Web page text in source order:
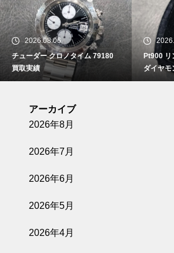
2026.08.06
チューダー クロノタイム 79180
買取実績
Pt900 リ
ダイヤ
アーカイブ
2026年8月
2026年7月
2026年6月
2026年5月
2026年4月